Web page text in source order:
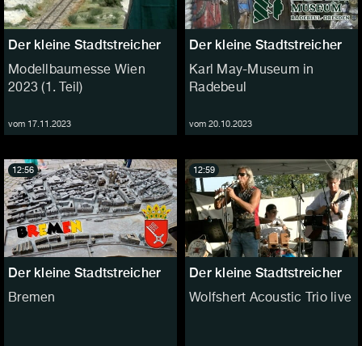
Der kleine Stadtstreicher
Modellbaumesse Wien
2023 (1. Teil)
vom 17.11.2023
Der kleine Stadtstreicher
Karl May-Museum in
Radebeul
vom 20.10.2023
Der kleine Stadtstreicher
Bremen
12:56
Der kleine Stadtstreicher
Wolfshert Acoustic Trio live
12:59